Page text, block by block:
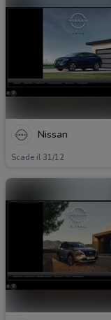
Nissan
Scade il 31/12